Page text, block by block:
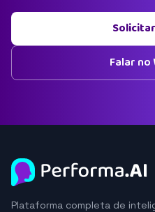
Falar no
Plataforma completa de